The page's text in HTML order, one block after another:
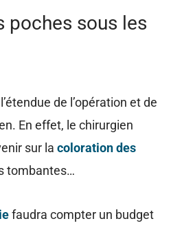
poches sous les
de l’opération et de
En effet, le chirurgien
sur la coloration des
tombantes…
faudra compter un budget